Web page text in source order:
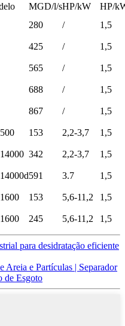
MGD/l/sHP/kW
HP/
280 / 1,5
425 / 1,5
565 / 1,5
688 / 1,5
867 / 1,5
153 2,2-3,7 1,5
342 2,2-3,7 1,5
591 3.7 1,5
153 5,6-11,2 1,5
245 5,6-11,2 1,5
para desidratação eficiente
Areia e Partículas | Separador
de Esgoto